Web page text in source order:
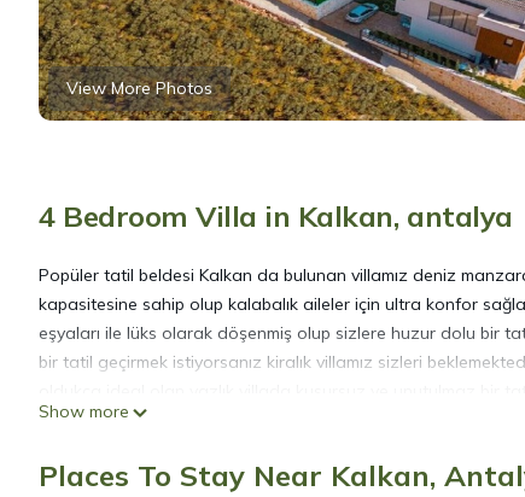
View More Photos
4 Bedroom Villa in Kalkan, antalya
Popüler tatil beldesi Kalkan da bulunan villamız deniz
kapasitesine sahip olup kalabalık aileler için ultra konfor
eşyaları ile lüks olarak döşenmiş olup sizlere huzur dolu bir
bir tatil geçirmek istiyorsanız kiralık villamız sizleri
Not : Aynı bölgede yan yana konumlanmış olan Turkuaz -
Villamız doğa içerisinde konuma sahip olduğu için, çevrede;
Show more
Places To Stay Near Kalkan,